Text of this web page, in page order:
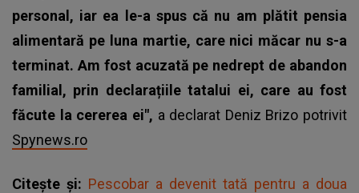
personal, iar ea le-a spus că nu am plătit pensia
alimentară pe luna martie, care nici măcar nu s-a
terminat. Am fost acuzată pe nedrept de abandon
familial, prin declarațiile tatalui ei, care au fost
făcute la cererea ei", a declarat Deniz Brizo potrivit
Spynews.ro
Citește și: Pescobar a devenit tată pentru a doua